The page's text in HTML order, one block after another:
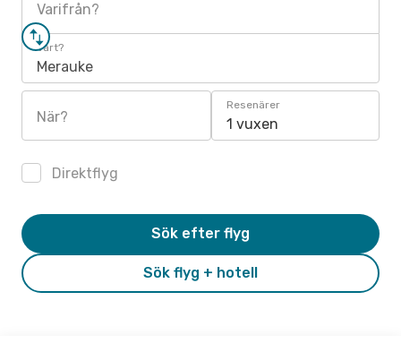
Varifrån?
Vart?
Merauke
När?
Resenärer
1 vuxen
Direktflyg
Sök flyg + hotell
Sök efter flyg